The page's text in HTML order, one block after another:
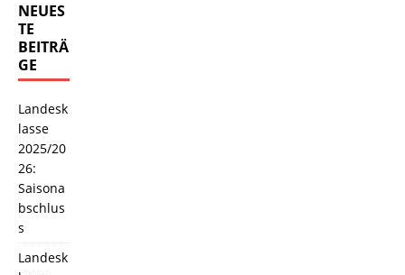
NEUES
TE
BEITRÄ
GE
Landesk
lasse
2025/20
26:
Saisona
bschlus
s
Landesk